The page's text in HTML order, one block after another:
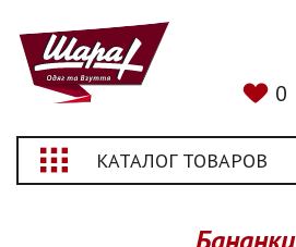
0
КАТАЛОГ ТОВАРОВ